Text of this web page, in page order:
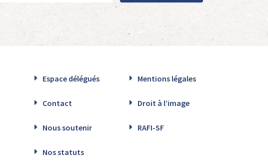
Espace délégués Mentions légales
Contact Droit à l’image
Nous soutenir RAFI-SF
Nos statuts